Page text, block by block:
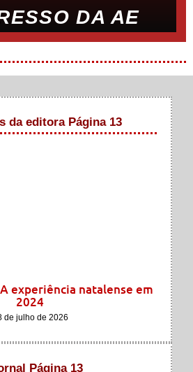
DA AE
da editora Página 13
experiência natalense em
2024
de julho de 2026
Página 13